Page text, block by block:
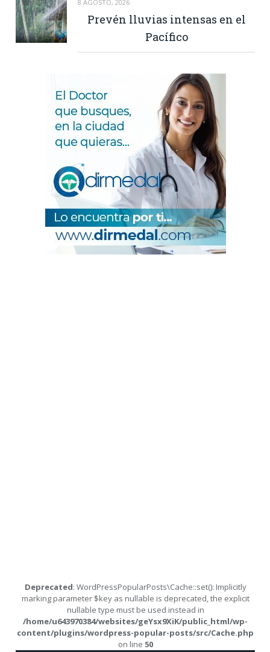
8 AGOSTO, 2026
Prevén lluvias intensas en el
Pacífico
Deprecated: WordPressPopularPosts\Cache::set(): Implicitly
marking parameter $key as nullable is deprecated, the explicit
nullable type must be used instead in
/home/u643970384/websites/geYsx9XiK/public_html/wp-
content/plugins/wordpress-popular-posts/src/Cache.php
on line 50